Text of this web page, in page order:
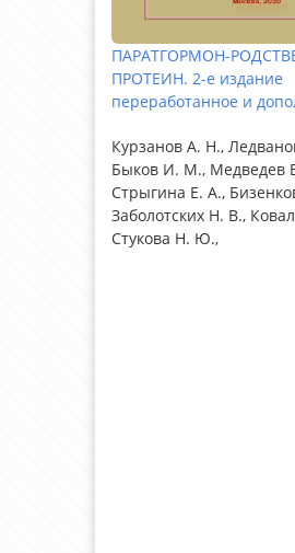
ПАРАТГОРМОН-
ПРОТЕИН. 2-е издание
переработанное и
Курзанов А. Н.,
Быков И. М., Медведев
Стрыгина Е. А.,
Заболотских Н. В.,
Стукова Н. Ю.,